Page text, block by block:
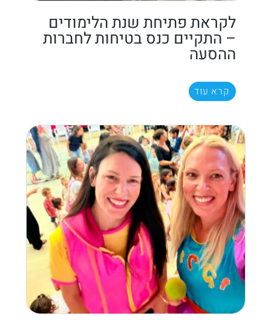
לקראת פתיחת שנת הלימודים
– התקיים כנס בטיחות לחברות
ההסעה
קרא עוד